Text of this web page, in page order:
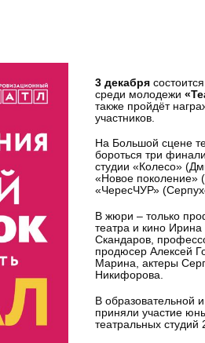
3 декабря
среди молодежи
также пройдёт
участников.
На Большой сцене
бороться три
студии «Колесо»
«Новое поколение»
«ЧересЧУР»
В жюри – только
театра и кино
Скандаров,
продюсер Алексей
Марина, актеры
Никифорова.
В образовательной
приняли участие
театральных студий